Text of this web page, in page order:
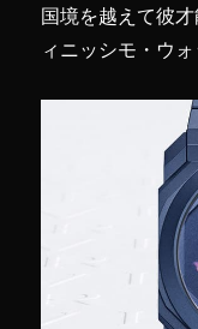
国境を越えて彼
ィニッシモ・ウ